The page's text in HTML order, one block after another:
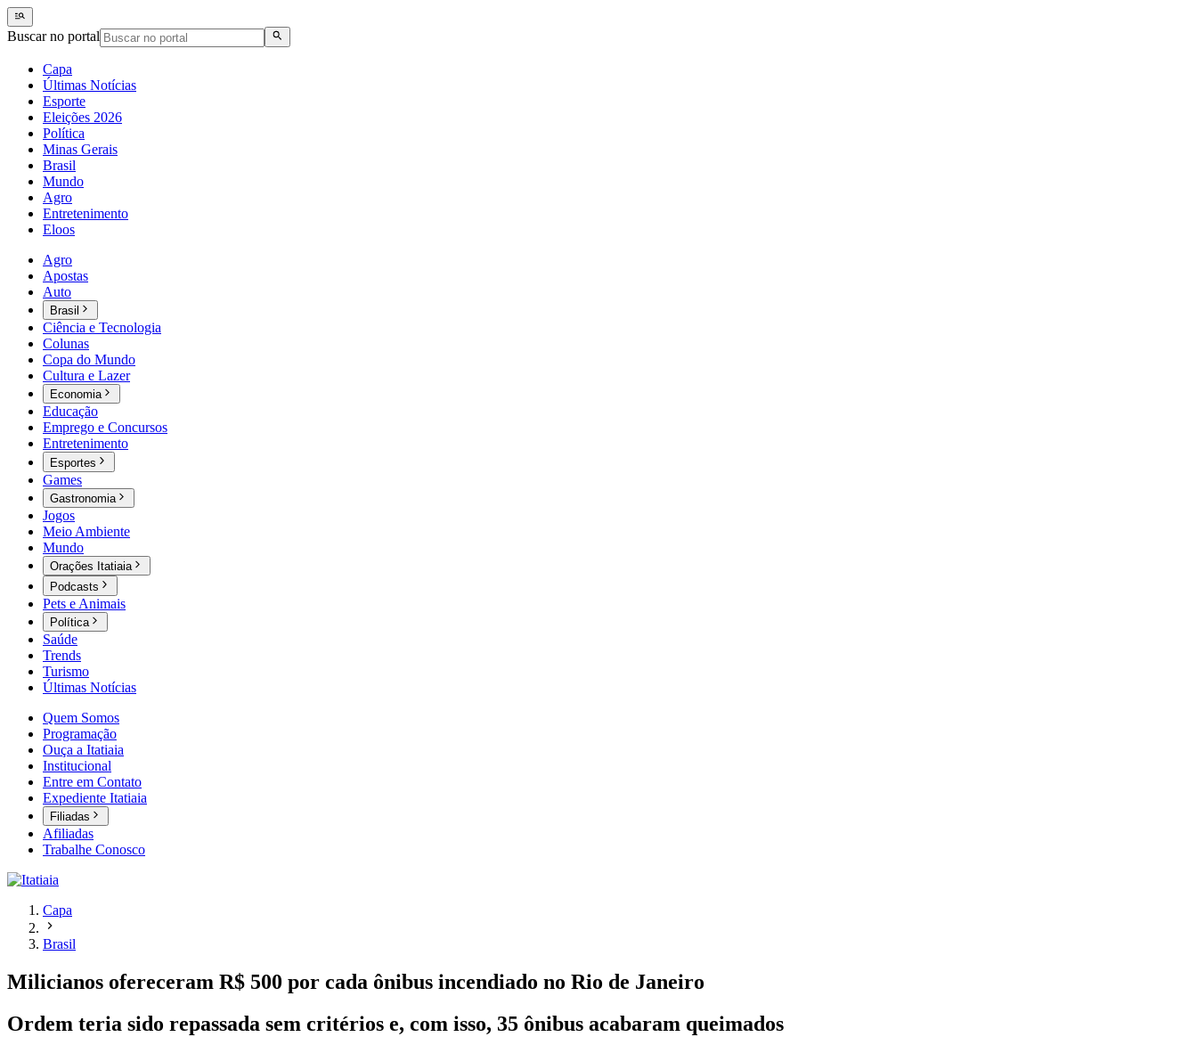
Buscar no portal
Capa
Últimas Notícias
Esporte
Eleições 2026
Política
Minas Gerais
Brasil
Mundo
Agro
Entretenimento
Eloos
Agro
Apostas
Auto
Brasil
Ciência e Tecnologia
Colunas
Copa do Mundo
Cultura e Lazer
Economia
Educação
Emprego e Concursos
Entretenimento
Esportes
Games
Gastronomia
Jogos
Meio Ambiente
Mundo
Orações Itatiaia
Podcasts
Pets e Animais
Política
Saúde
Trends
Turismo
Últimas Notícias
Quem Somos
Programação
Ouça a Itatiaia
Institucional
Entre em Contato
Expediente Itatiaia
Filiadas
Afiliadas
Trabalhe Conosco
Capa
Brasil
Milicianos ofereceram R$ 500 por cada ônibus incendiado no Rio de Janeiro
Ordem teria sido repassada sem critérios e, com isso, 35 ônibus acabaram queimados